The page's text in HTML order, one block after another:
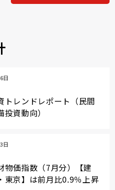
日
トレンドレポート（民間
資動向）
日
物価指数（7月分）【建
東京】は前月比0.9％上昇